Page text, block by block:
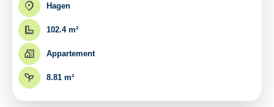
Hagen
102.4 m²
Appartement
8.81 m²